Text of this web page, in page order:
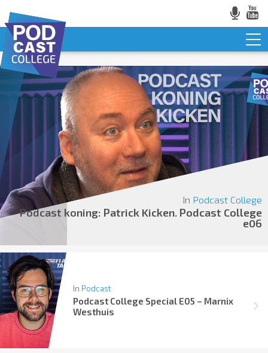
In Podcast College
Podcast koning: Patrick Kicken. Podcast College
e06
In Podcast
Podcast College Special E05 – Marnix
Westhuis